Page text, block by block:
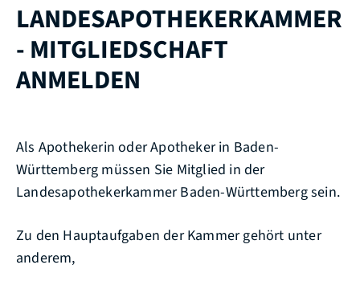
LANDESAPOTHEKERKAMMER
- MITGLIEDSCHAFT
ANMELDEN
Als Apothekerin oder Apotheker in Baden-
Württemberg müssen Sie Mitglied in der
Landesapothekerkammer Baden-Württemberg sein.
Zu den Hauptaufgaben der Kammer gehört unter
anderem,